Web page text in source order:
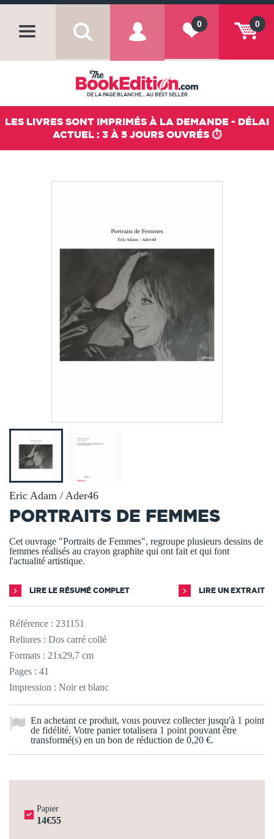
0
0
DE LA PAGE BLANCHE... AU BEST SELLER
LES LIVRES SONT IMPRIMÉS À LA DEMANDE - DÉLAI
ACTUEL : 3 À 5 JOURS OUVRÉS ⏱️
Eric Adam / Ader46
PORTRAITS DE FEMMES
Cet ouvrage "Portraits de Femmes", regroupe plusieurs dessins de
femmes réalisés au crayon graphite qui ont fait et qui font
l'actualité artistique.
LIRE LE RÉSUMÉ COMPLET LIRE UN EXTRAIT
Référence : 231151
Reliures : Dos carré collé
Formats : 21x29,7 cm
Pages : 41
Impression : Noir et blanc
En achetant ce produit, vous pouvez collecter jusqu'à 1 point
de fidélité. Votre panier totalisera 1 point pouvant être
transformé(s) en un bon de réduction de 0,20 €.
Papier
14€55